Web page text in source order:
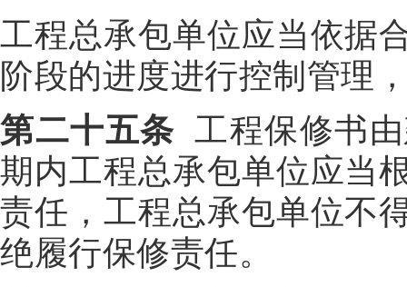
工程总承包单位应当依据
阶段的进度进行控制管理
第二十五条 工程保修书
期内工程总承包单位应当
责任，工程总承包单位不
绝履行保修责任。